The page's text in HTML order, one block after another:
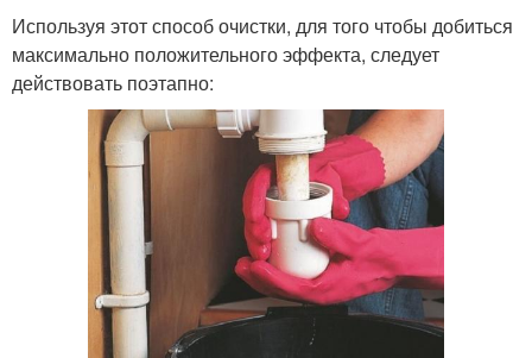
Используя этот способ очистки, для того чтобы добиться
максимально положительного эффекта, следует
действовать поэтапно: